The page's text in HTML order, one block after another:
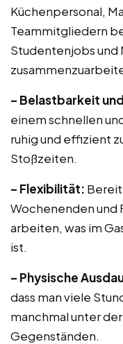
Küchenpersonal,
Teammitgliedern
Studentenjobs und
– Belastbarkeit
einem schnellen
ruhig und effizient
Stoßzeiten.
– Flexibilität:
Wochenenden und
arbeiten, was im
ist.
– Physische
dass man viele
manchmal unter
Gegenständen.